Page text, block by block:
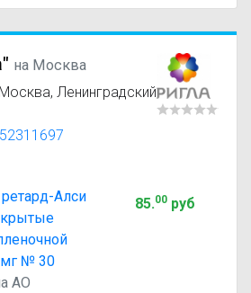
на Москва
Москва, Ленинградский
Алси
№ 30
АО
85.00руб